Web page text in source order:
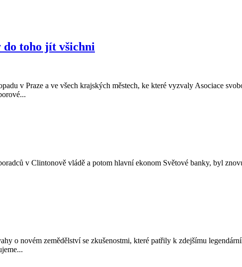
do toho jít všichni
v Praze a ve všech krajských městech, ke které vyzvaly Asociace
v Clintonově vládě a potom hlavní ekonom Světové banky, byl
o novém zemědělství se zkušenostmi, které patřily k zdejšímu